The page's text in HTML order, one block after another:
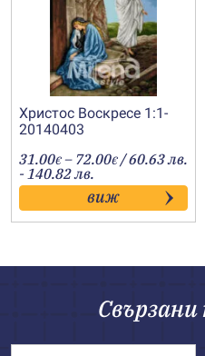
Христос Воскресе 1:1-
20140403
31.00€ – 72.00€Price
range:
31.00€
through
72.00€
/ 60.63 лв.
- 140.82 лв.
виж